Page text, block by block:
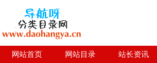
网站首页 网站目录 站长资讯